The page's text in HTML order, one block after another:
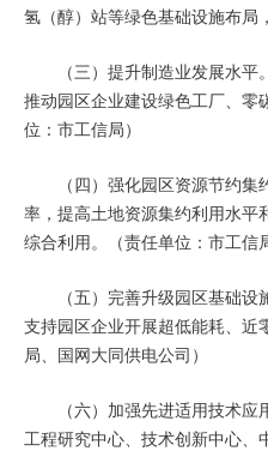
氢（醇）站等绿色基础设施布局
（三）提升制造业发展水
推动园区企业建设绿色工厂、零
位：市工信局）
（四）强化园区资源节约
率，提高土地资源集约利用水平
综合利用。（责任单位：市工信
（五）完善升级园区基础
支持园区企业开展超低能耗、近
局、国网大同供电公司）
（六）加强先进适用技术
工程研究中心、技术创新中心